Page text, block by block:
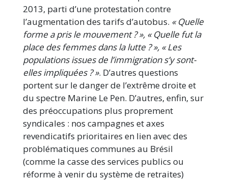
2013, parti d’une protestation contre
l’augmentation des tarifs d’autobus. « Quelle
forme a pris le mouvement ? », « Quelle fut la
place des femmes dans la lutte ? », « Les
populations issues de l’immigration s’y sont-
elles impliquées ? ». D’autres questions
portent sur le danger de l’extrême droite et
du spectre Marine Le Pen. D’autres, enfin, sur
des préoccupations plus proprement
syndicales : nos campagnes et axes
revendicatifs prioritaires en lien avec des
problématiques communes au Brésil
(comme la casse des services publics ou
réforme à venir du système de retraites)